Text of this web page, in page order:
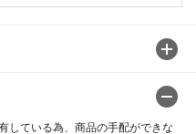
している為、商品の手配ができな